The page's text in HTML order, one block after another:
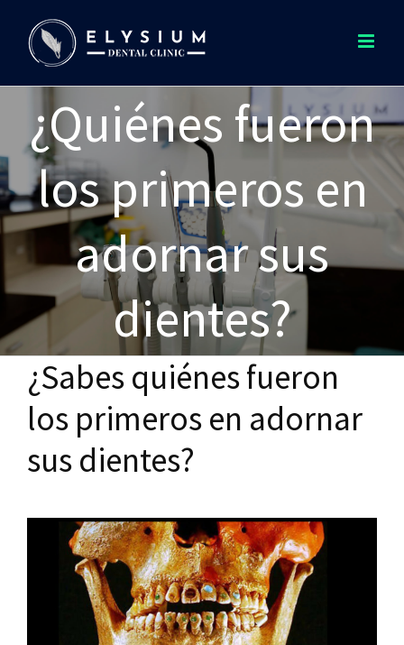
contenido
¿Quiénes fueron
los primeros en
adornar sus
dientes?
¿Sabes quiénes fueron
los primeros en adornar
sus dientes?